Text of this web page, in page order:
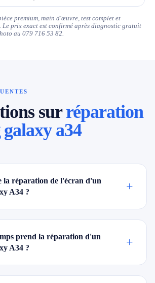
premium, main d'œuvre, test complet et
Le prix exact est confirmé après diagnostic gratuit
au 079 716 53 82.
surréparation
a34
la réparation de l'écran d'un
A34 ?
+
prend la réparation d'un
A34 ?
+